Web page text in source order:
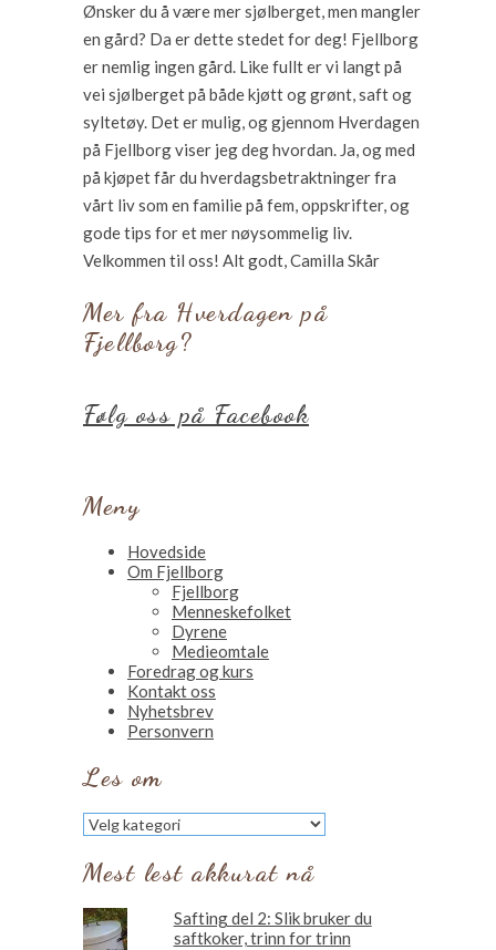
Ønsker du å være mer sjølberget, men mangler
en gård? Da er dette stedet for deg! Fjellborg
er nemlig ingen gård. Like fullt er vi langt på
vei sjølberget på både kjøtt og grønt, saft og
syltetøy. Det er mulig, og gjennom Hverdagen
på Fjellborg viser jeg deg hvordan. Ja, og med
på kjøpet får du hverdagsbetraktninger fra
vårt liv som en familie på fem, oppskrifter, og
gode tips for et mer nøysommelig liv.
Velkommen til oss! Alt godt, Camilla Skår
Mer fra Hverdagen på
Fjellborg?
Følg oss på Facebook
Meny
Hovedside
Om Fjellborg
Fjellborg
Menneskefolket
Dyrene
Medieomtale
Foredrag og kurs
Kontakt oss
Nyhetsbrev
Personvern
Les om
Les
om
Mest lest akkurat nå
Safting del 2: Slik bruker du
saftkoker, trinn for trinn